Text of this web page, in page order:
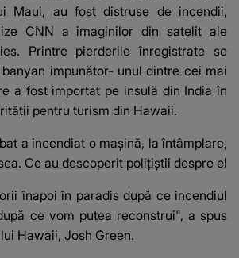
Maui, au fost distruse de incendii,
CNN a imaginilor din satelit ale
Printre pierderile înregistrate se
impunător- unul dintre cei mai
a fost importat pe insulă din India în
pentru turism din Hawaii.
a incendiat o mașină, la întâmplare,
Ce au descoperit polițiștii despre el
înapoi în paradis după ce incendiul
ce vom putea reconstrui", a spus
Hawaii, Josh Green.